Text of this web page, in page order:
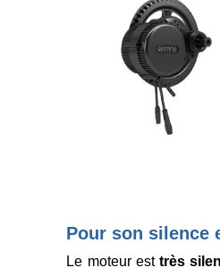
Pour son silence
Le moteur est très